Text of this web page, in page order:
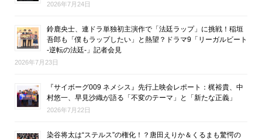
2026年7月24日
鈴鹿央士、連ドラ単独初主演作で「法廷ラップ」に挑戦！稲垣
吾郎も「僕もラップしたい」と熱望？ドラマ9「リーガルビート
-逆転の法廷-」記者会見
2026年7月23日
『サイボーグ009 ネメシス』先行上映会レポート：梶裕貴、中
村悠一、早見沙織が語る「不変のテーマ」と「新たな正義」
2026年7月22日
染谷将太は“ステルス”の権化！？唐田えりか＆くるまも驚愕の